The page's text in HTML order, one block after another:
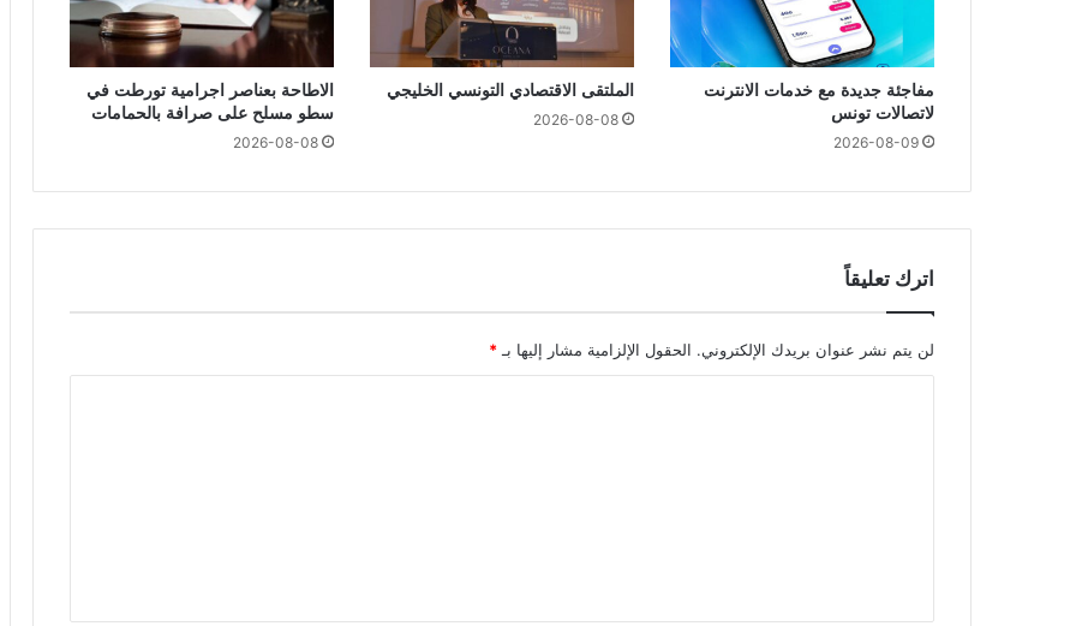
مفاجئة جديدة مع خدمات الانترنت
لاتصالات تونس
2026-08-09
الملتقى الاقتصادي التونسي الخليجي
2026-08-08
الاطاحة بعناصر اجرامية تورطت في
سطو مسلح على صرافة بالحمامات
2026-08-08
اترك تعليقاً
لن يتم نشر عنوان بريدك الإلكتروني. الحقول الإلزامية مشار إليها بـ *